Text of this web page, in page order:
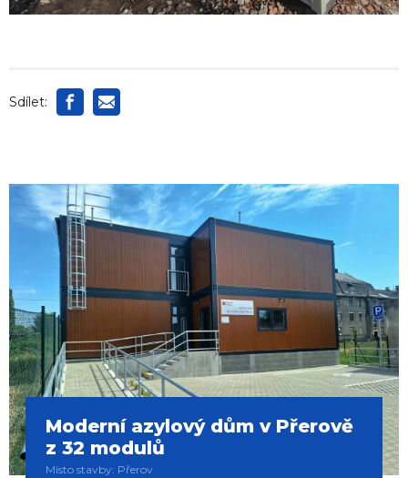
Sdílet:
Moderní azylový dům v Přerově
z 32 modulů
Místo stavby: Přerov